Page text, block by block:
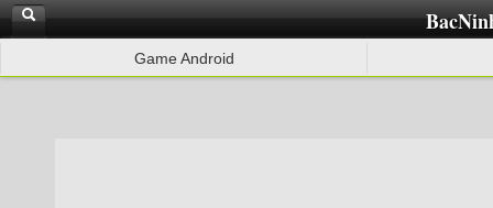
Game Android